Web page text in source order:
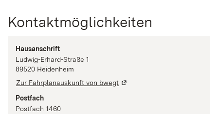
Kontaktmöglichkeiten
Hausanschrift
Ludwig-Erhard-Straße 1
89520 Heidenheim
Zur Fahrplanauskunft von bwegt
Postfach
Postfach 1460